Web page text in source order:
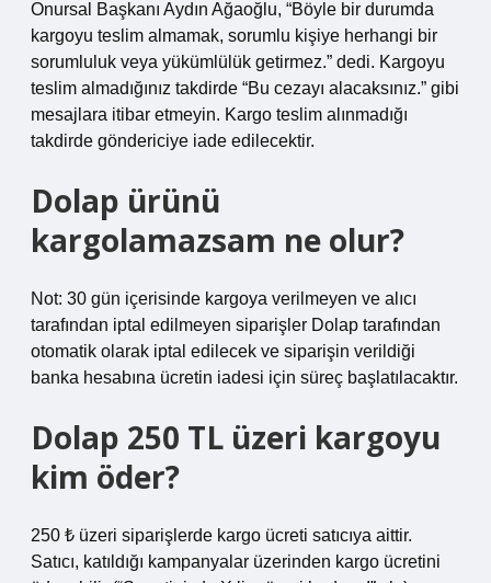
Onursal Başkanı Aydın Ağaoğlu, “Böyle bir durumda
kargoyu teslim almamak, sorumlu kişiye herhangi bir
sorumluluk veya yükümlülük getirmez.” dedi. Kargoyu
teslim almadığınız takdirde “Bu cezayı alacaksınız.” gibi
mesajlara itibar etmeyin. Kargo teslim alınmadığı
takdirde göndericiye iade edilecektir.
Dolap ürünü
kargolamazsam ne olur?
Not: 30 gün içerisinde kargoya verilmeyen ve alıcı
tarafından iptal edilmeyen siparişler Dolap tarafından
otomatik olarak iptal edilecek ve siparişin verildiği
banka hesabına ücretin iadesi için süreç başlatılacaktır.
Dolap 250 TL üzeri kargoyu
kim öder?
250 ₺ üzeri siparişlerde kargo ücreti satıcıya aittir.
Satıcı, katıldığı kampanyalar üzerinden kargo ücretini